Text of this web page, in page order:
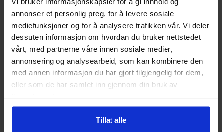
annonser et personlig preg, for å levere sosiale
mediefunksjoner og for å analysere trafikken vår. Vi deler
dessuten informasjon om hvordan du bruker nettstedet
vårt, med partnerne våre innen sosiale medier,
annonsering og analysearbeid, som kan kombinere den
med annen informasjon du har gjort tilgjengelig for dem,
eller som de har samlet inn gjennom din bruk av
Tillat alle